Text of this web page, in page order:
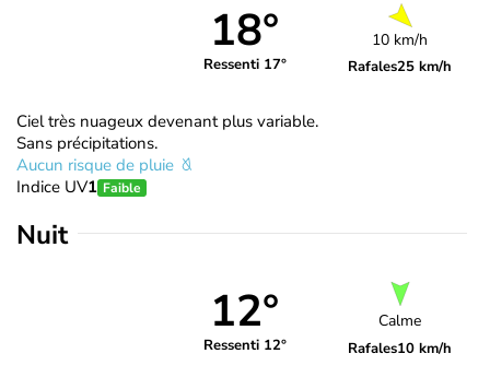
18°
Ressenti 17°
10 km/h
Rafales25 km/h
Ciel très nuageux devenant plus variable.
Sans précipitations.
Aucun risque de pluie
Indice UV1 Faible
Nuit
12°
Ressenti 12°
Calme
Rafales10 km/h